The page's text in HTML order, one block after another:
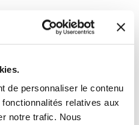
de personnaliser le contenu
relatives aux
notre trafic. Nous
where the simultaneous
of two genes is lethal to
exploited to treat
mutated in estrogen
of patients with poor
and poor prognosis.